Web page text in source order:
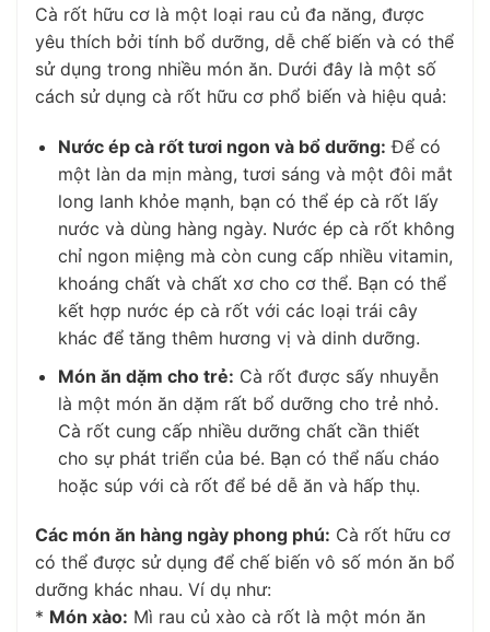
Cà rốt hữu cơ là một loại rau củ đa năng, được
yêu thích bởi tính bổ dưỡng, dễ chế biến và có thể
sử dụng trong nhiều món ăn. Dưới đây là một số
cách sử dụng cà rốt hữu cơ phổ biến và hiệu quả:
Nước ép cà rốt tươi ngon và bổ dưỡng: Để có
một làn da mịn màng, tươi sáng và một đôi mắt
long lanh khỏe mạnh, bạn có thể ép cà rốt lấy
nước và dùng hàng ngày. Nước ép cà rốt không
chỉ ngon miệng mà còn cung cấp nhiều vitamin,
khoáng chất và chất xơ cho cơ thể. Bạn có thể
kết hợp nước ép cà rốt với các loại trái cây
khác để tăng thêm hương vị và dinh dưỡng.
Món ăn dặm cho trẻ: Cà rốt được sấy nhuyễn
là một món ăn dặm rất bổ dưỡng cho trẻ nhỏ.
Cà rốt cung cấp nhiều dưỡng chất cần thiết
cho sự phát triển của bé. Bạn có thể nấu cháo
hoặc súp với cà rốt để bé dễ ăn và hấp thụ.
Các món ăn hàng ngày phong phú: Cà rốt hữu cơ
có thể được sử dụng để chế biến vô số món ăn bổ
dưỡng khác nhau. Ví dụ như:
* Món xào: Mì rau củ xào cà rốt là một món ăn